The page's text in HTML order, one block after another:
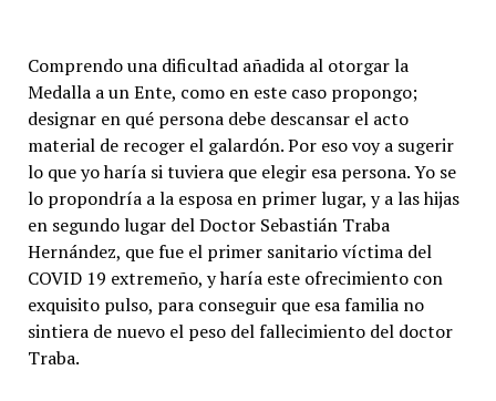
Comprendo una dificultad añadida al otorgar la
Medalla a un Ente, como en este caso propongo;
designar en qué persona debe descansar el acto
material de recoger el galardón. Por eso voy a sugerir
lo que yo haría si tuviera que elegir esa persona. Yo se
lo propondría a la esposa en primer lugar, y a las hijas
en segundo lugar del Doctor Sebastián Traba
Hernández, que fue el primer sanitario víctima del
COVID 19 extremeño, y haría este ofrecimiento con
exquisito pulso, para conseguir que esa familia no
sintiera de nuevo el peso del fallecimiento del doctor
Traba.